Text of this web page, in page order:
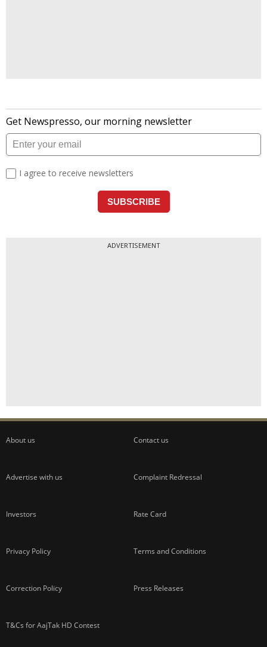
ADVERTISEMENT
About us Contact us
Advertise with us Complaint Redressal
Investors Rate Card
Privacy Policy Terms and Conditions
Correction Policy Press Releases
T&Cs for AajTak HD Contest